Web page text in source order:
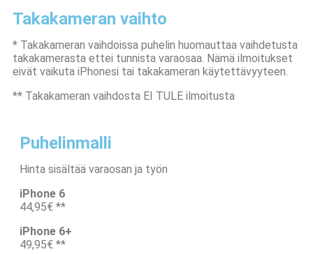
Takakameran vaihto
* Takakameran vaihdoissa puhelin huomauttaa vaihdetusta
takakamerasta ettei tunnista varaosaa. Nämä ilmoitukset
eivät vaikuta iPhonesi tai takakameran käytettävyyteen.
** Takakameran vaihdosta EI TULE ilmoitusta
Puhelinmalli
Hinta sisältää varaosan ja työn
iPhone 6
44,95€ **
iPhone 6+
49,95€ **